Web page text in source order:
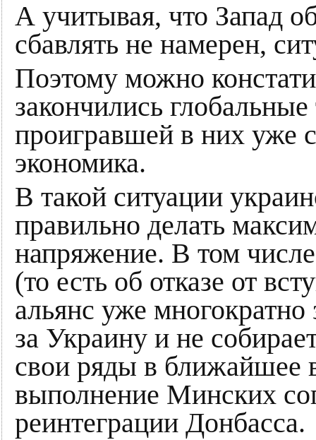
А учитывая, что Запад
сбавлять не намерен,
Поэтому можно
закончились
проигравшей в них уже
экономика.
В такой ситуации
правильно делать
напряжение. В том
(то есть об отказе от
альянс уже многократно
за Украину и не
свои ряды в ближайшее
выполнение Минских
реинтеграции Донбасса.